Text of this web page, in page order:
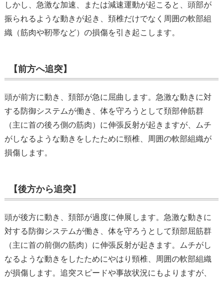
しかし、急激な加速、または減速運動が起こると、頭部が
振られるような動きが起き、頚椎だけでなく周囲の軟部組
織（筋肉や靭帯など）の損傷を引き起こします。
【前方へ追突】
頭が前方に動き、頚部が急に屈曲します。急激な動きに対
する防御システムが働き、体を守ろうとして頚部伸筋群
（主に首の後ろ側の筋肉）に伸張反射が起きますが、ムチ
がしなるような動きをしたために頸椎、周囲の軟部組織が
損傷します。
【後方から追突】
頭が後方に動き、頚部が過度に伸展します。急激な動きに
対する防御システムが働き、体を守ろうとして頚部屈筋群
（主に首の前側の筋肉）に伸張反射が起きます。ムチがし
なるような動きをしたためにやはり頸椎、周囲の軟部組織
が損傷します。追突スピードや事故状況にもよりますが、